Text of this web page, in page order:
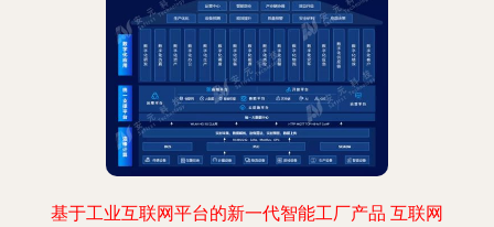
基于工业互联网平台的新一代智能工厂产品 互联网